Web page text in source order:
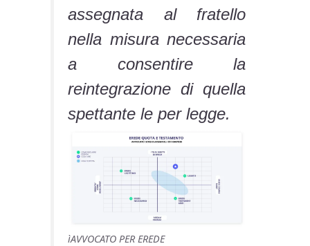
assegnata al fratello
nella misura necessaria
a consentire la
reintegrazione di quella
spettante le per legge.
ìAVVOCATO PER EREDE